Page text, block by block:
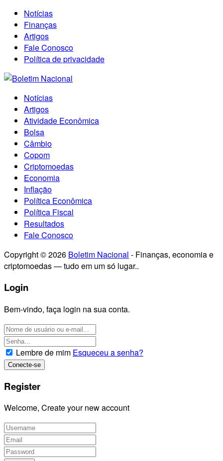
Notícias
Finanças
Artigos
Fale Conosco
Política de privacidade
Notícias
Artigos
Atividade Econômica
Bolsa
Câmbio
Copom
Criptomoedas
Economia
Inflação
Política Econômica
Política Fiscal
Resultados
Fale Conosco
Copyright © 2026 Boletim Nacional - Finanças, economia e
criptomoedas — tudo em um só lugar..
Login
Bem-vindo, faça login na sua conta.
Lembre de mim Esqueceu a senha?
Register
Welcome, Create your new account